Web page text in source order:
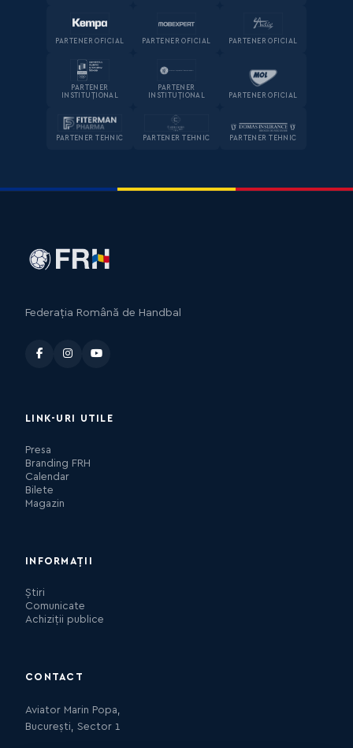
PARTENER OFICIAL PARTENER OFICIAL PARTENER OFICIAL
PARTENER
INSTITUȚIONAL
PARTENER
INSTITUȚIONAL
PARTENER OFICIAL
PARTENER TEHNIC PARTENER TEHNIC PARTENER TEHNIC
Federația Română de Handbal
LINK-URI UTILE
Presa
Branding FRH
Calendar
Bilete
Magazin
INFORMAȚII
Știri
Comunicate
Achiziții publice
CONTACT
Aviator Marin Popa,
București, Sector 1